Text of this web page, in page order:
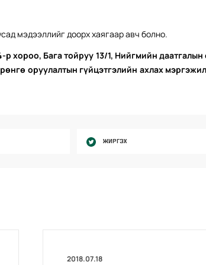
мэдээллийг доорх хаягаар авч болно.
р хороо, Бага тойруу 13/1, Нийгмийн
оруулалтын гүйцэтгэлийн ахлах
ЖИРГЭХ
2018.07.18